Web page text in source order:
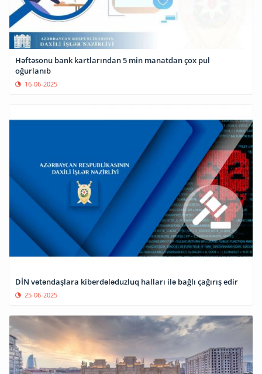
Həftəsonu bank kartlarından 5 min manatdan çox pul
oğurlanıb
16-06-2025
DİN vətəndaşlara kiberdələduzluq halları ilə bağlı çağırış edir
25-06-2025